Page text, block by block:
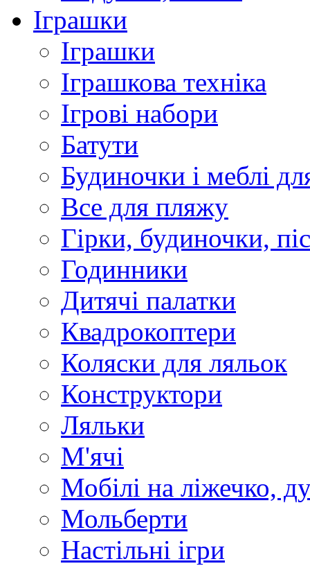
Іграшки
Іграшки
Іграшкова техніка
Ігрові набори
Батути
Будиночки і меблі
Все для пляжу
Гірки, будиночки,
Годинники
Дитячі палатки
Квадрокоптери
Коляски для ляльок
Конструктори
Ляльки
М'ячі
Мобілі на ліжечко,
Мольберти
Настільні ігри